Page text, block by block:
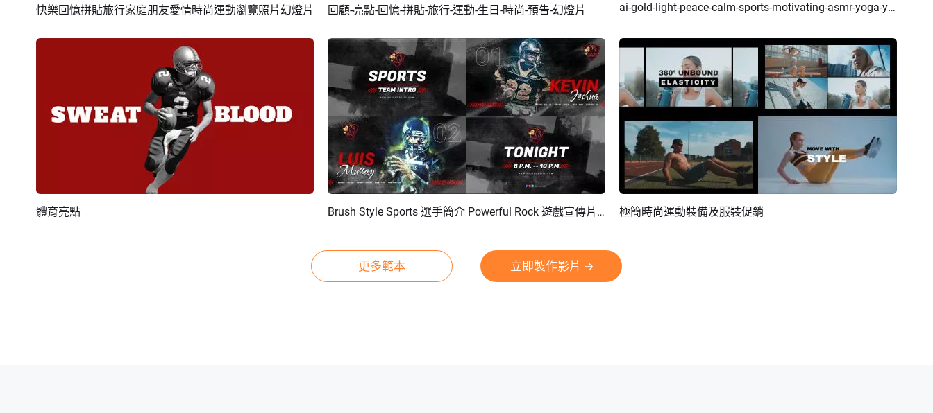
預覽 AI剪同款
快樂回憶拼貼旅行家庭朋友愛情時尚運動瀏覽照片幻燈片 預覽 AI剪同款
回顧-亮點-回憶-拼貼-旅行-運動-生日-時尚-預告-幻燈片 預覽 AI剪同款 ai-gold-light-peace-calm-sports-motivating-asmr-yoga-youtube-intro
體育亮點 預覽 AI剪同款 Brush Style Sports 選手簡介 Powerful Rock 遊戲宣傳片選手介紹視頻 預覽
極簡時尚運動裝備及服裝促銷
更多範本 立即製作影片